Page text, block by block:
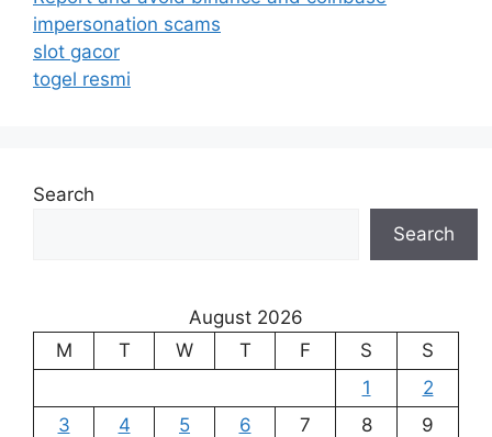
impersonation scams
slot gacor
togel resmi
Search
Search
August 2026
M
T W T F S
S
1
2
3
4 5 6 7 8
9